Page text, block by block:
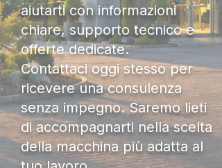
aiutarti con informazioni
chiare, supporto tecnico e
offerte dedicate.
Contattaci oggi stesso per
ricevere una consulenza
senza impegno. Saremo lieti
di accompagnarti nella scelta
della macchina più adatta al